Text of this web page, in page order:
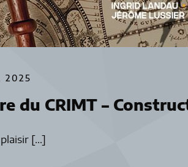
2025
du CRIMT –
plaisir […]